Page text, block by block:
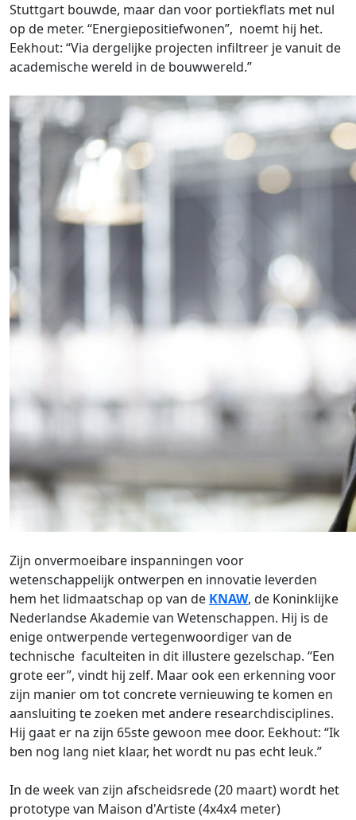
Stuttgart bouwde, maar dan voor portiekflats met nul
op de meter. “Energiepositiefwonen”, noemt hij het.
Eekhout: “Via dergelijke projecten infiltreer je vanuit de
academische wereld in de bouwwereld.”
Zijn onvermoeibare inspanningen voor
wetenschappelijk ontwerpen en innovatie leverden
hem het lidmaatschap op van de KNAW, de Koninklijke
Nederlandse Akademie van Wetenschappen. Hij is de
enige ontwerpende vertegenwoordiger van de
technische faculteiten in dit illustere gezelschap. “Een
grote eer”, vindt hij zelf. Maar ook een erkenning voor
zijn manier om tot concrete vernieuwing te komen en
aansluiting te zoeken met andere researchdisciplines.
Hij gaat er na zijn 65ste gewoon mee door. Eekhout: “Ik
ben nog lang niet klaar, het wordt nu pas echt leuk.”
In de week van zijn afscheidsrede (20 maart) wordt het
prototype van Maison d'Artiste (4x4x4 meter)